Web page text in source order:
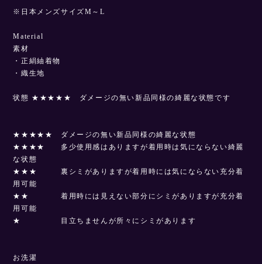
※日本メンズサイズM～L
Material
素材
・正絹紬着物
・織生地
状態 ★★★★★ ダメージの無い新品同様の綺麗な状態です
★★★★★ ダメージの無い新品同様の綺麗な状態
★★★★ 多少使用感はありますが着用時は気にならない綺麗
な状態
★★★ 裏シミがありますが着用時には気にならない充分着
用可能
★★ 着用時には見えない部分にシミがありますが充分着
用可能
★ 目立ちませんが所々にシミがあります
お洗濯